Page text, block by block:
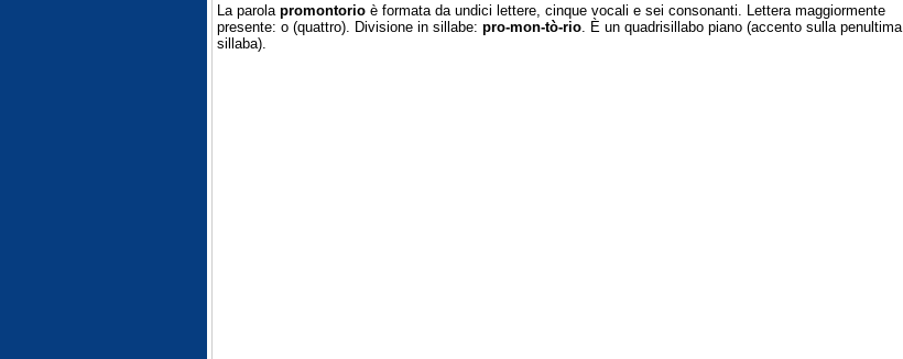
La parola promontorio è formata da undici lettere, cinque vocali e sei consonanti. Lettera maggiormente
presente: o (quattro). Divisione in sillabe: pro-mon-tò-rio . È un quadrisillabo piano (accento sulla penultima
sillaba).